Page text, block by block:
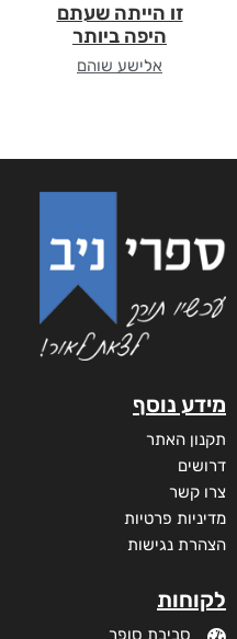
זו הייתה שעתם
היפה ביותר
אלישע שוהם
מידע נוסף
תקנון האתר
דרושים
צרו קשר
מדיניות פרטיות
הצהרת נגישות
לקוחות
סביבת סופר